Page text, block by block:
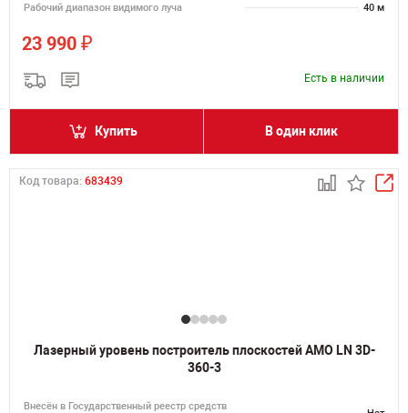
Рабочий диапазон видимого луча
40 м
23 990 ₽
Есть в наличии
Купить В один клик
Код товара: 683439
Лазерный уровень построитель плоскостей AMO LN 3D-
360-3
Внесён в Государственный реестр средств